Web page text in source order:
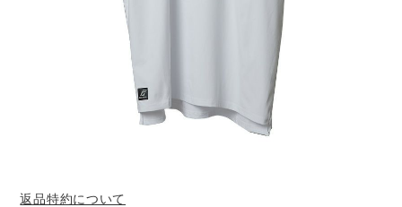
返品特約について